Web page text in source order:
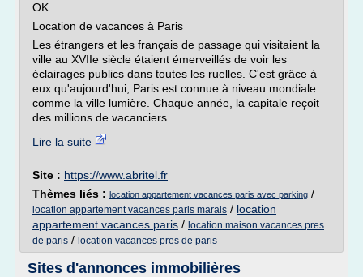
OK
Location de vacances à Paris
Les étrangers et les français de passage qui visitaient la
ville au XVIIe siècle étaient émerveillés de voir les
éclairages publics dans toutes les ruelles. C'est grâce à
eux qu'aujourd'hui, Paris est connue à niveau mondiale
comme la ville lumière. Chaque année, la capitale reçoit
des millions de vacanciers...
Lire la suite
Site : https://www.abritel.fr
Thèmes liés : location appartement vacances paris avec parking /
location appartement vacances paris marais / location
appartement vacances paris / location maison vacances pres
de paris / location vacances pres de paris
Sites d'annonces immobilières